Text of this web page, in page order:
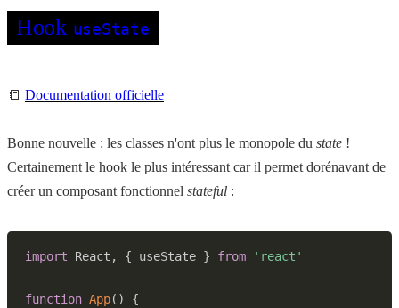
Hook useState
📒 Documentation officielle
Bonne nouvelle : les classes n'ont plus le monopole du state !
Certainement le hook le plus intéressant car il permet dorénavant de
créer un composant fonctionnel stateful :
import React , { useState } from 'react'
function App( )
{